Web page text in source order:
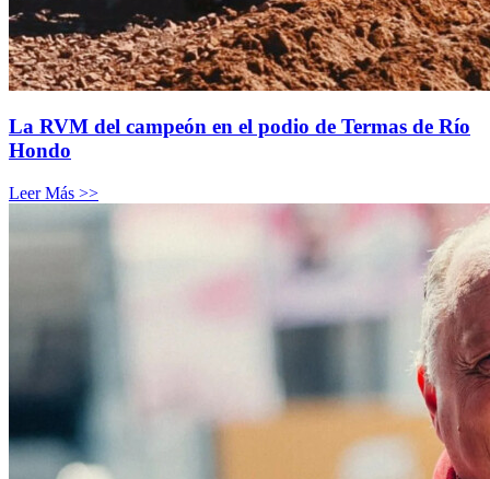
La RVM del campeón en el podio de Termas de Río
Hondo
Leer Más >>